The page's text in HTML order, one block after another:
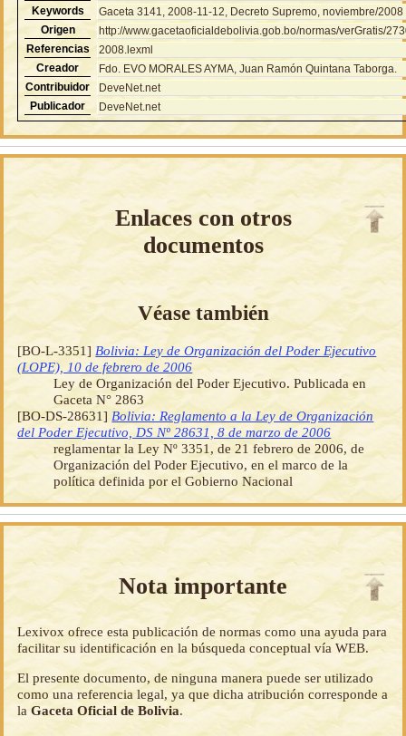
Keywords
Gaceta 3141, 2008-11-12, Decreto Supremo, noviembre/2008
Origen
http://www.gacetaoficialdebolivia.gob.bo/normas/verGratis/
Referencias
2008.lexml
Creador
Fdo. EVO MORALES AYMA, Juan Ramón Quintana Taborga.
Contribuidor
DeveNet.net
Publicador
DeveNet.net
Enlaces con otros
documentos
Véase también
[BO-L-3351] Bolivia: Ley de Organización del Poder Ejecutivo
(LOPE), 10 de febrero de 2006
Ley de Organización del Poder Ejecutivo. Publicada en
Gaceta N° 2863
[BO-DS-28631] Bolivia: Reglamento a la Ley de Organización
del Poder Ejecutivo, DS Nº 28631, 8 de marzo de 2006
reglamentar la Ley Nº 3351, de 21 febrero de 2006, de
Organización del Poder Ejecutivo, en el marco de la
política definida por el Gobierno Nacional
Nota importante
Lexivox ofrece esta publicación de normas como una ayuda para
facilitar su identificación en la búsqueda conceptual vía WEB.
El presente documento, de ninguna manera puede ser utilizado
como una referencia legal, ya que dicha atribución corresponde a
laGaceta Oficial de Bolivia.